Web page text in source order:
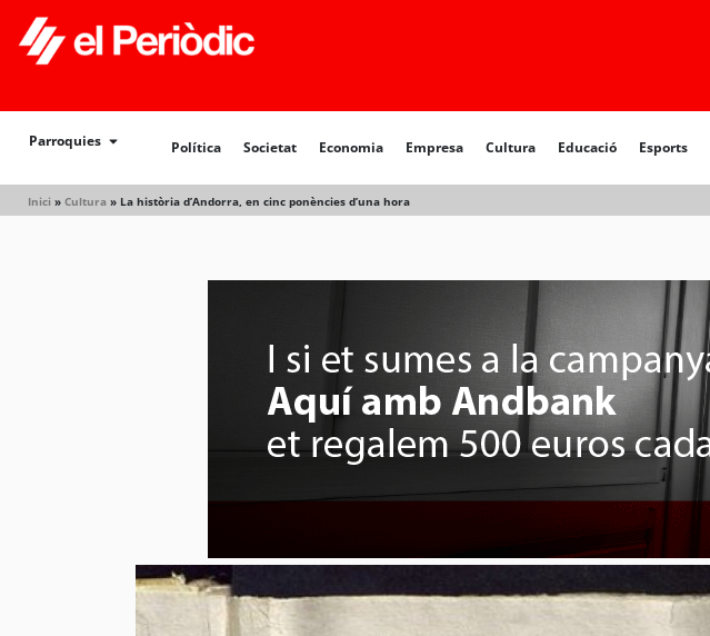
Parroquies Política Societat Economia Empresa Cultura Educació Esports
Inici » Cultura » La història d’Andorra, en cinc ponències d’una hora
Política Societat